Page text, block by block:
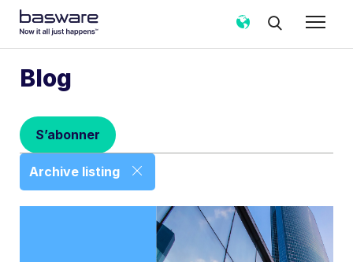
Blog
S’abonner
Archive listing
Abonnez-vous au blog Basware!
Email professionnel
Pays*
Fréquence des notifications
*
Hebdomadaire